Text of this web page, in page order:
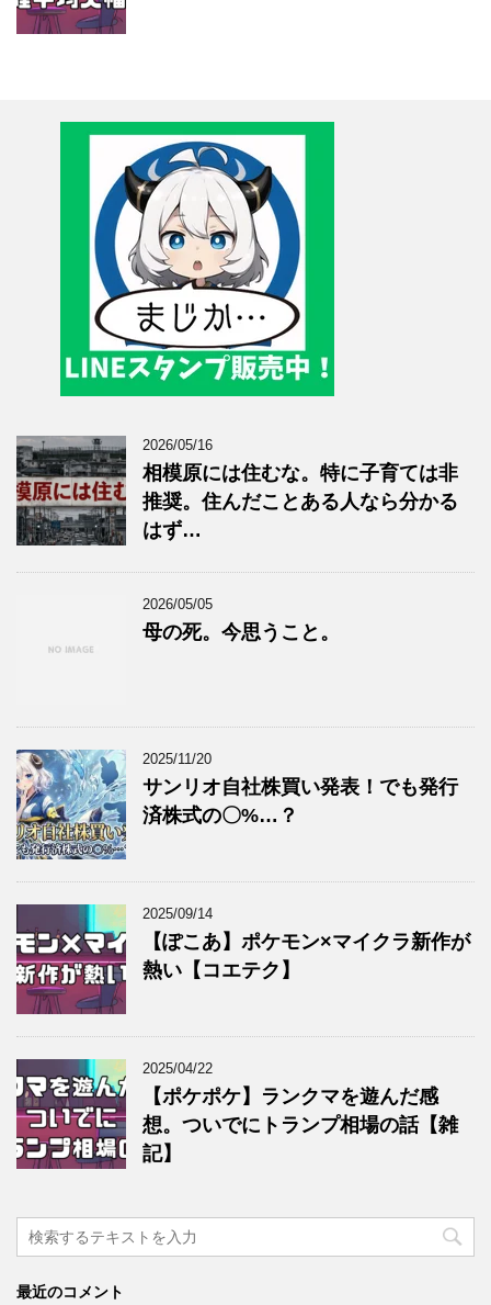
2026/05/16
相模原には住むな。特に子育ては非
推奨。住んだことある人なら分かる
はず…
2026/05/05
母の死。今思うこと。
2025/11/20
サンリオ自社株買い発表！でも発行
済株式の〇%…？
2025/09/14
【ぽこあ】ポケモン×マイクラ新作が
熱い【コエテク】
2025/04/22
【ポケポケ】ランクマを遊んだ感
想。ついでにトランプ相場の話【雑
記】
最近のコメント